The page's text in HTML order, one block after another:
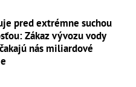
pred extrémne suchou
Zákaz vývozu vody
nás miliardové